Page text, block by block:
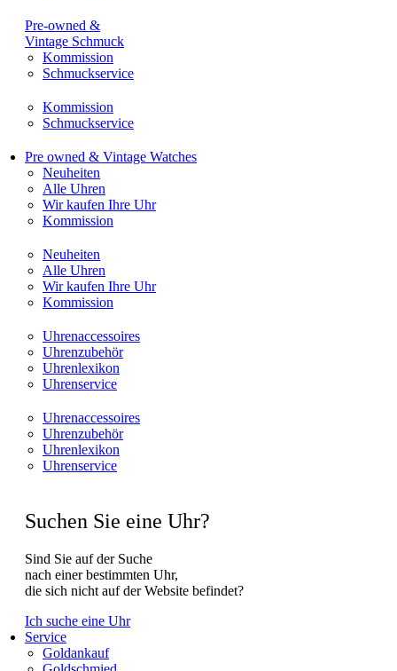
Pre-owned &
Vintage Schmuck
Kommission
Schmuckservice
Kommission
Schmuckservice
Pre owned & Vintage Watches
Neuheiten
Alle Uhren
Wir kaufen Ihre Uhr
Kommission
Neuheiten
Alle Uhren
Wir kaufen Ihre Uhr
Kommission
Uhrenaccessoires
Uhrenzubehör
Uhrenlexikon
Uhrenservice
Uhrenaccessoires
Uhrenzubehör
Uhrenlexikon
Uhrenservice
Suchen Sie eine Uhr?
Sind Sie auf der Suche
nach einer bestimmten Uhr,
die sich nicht auf der Website befindet?
Ich suche eine Uhr
Service
Goldankauf